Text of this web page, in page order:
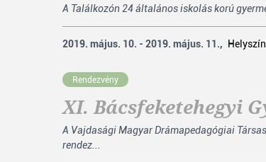
A Találkozón 24 általános iskolás korú
2019. május. 10. - 2019. május. 11., Helyszín
Rendezvény
XI. Bácsfeketehegyi
A Vajdasági Magyar Drámapedagógiai
rendez...